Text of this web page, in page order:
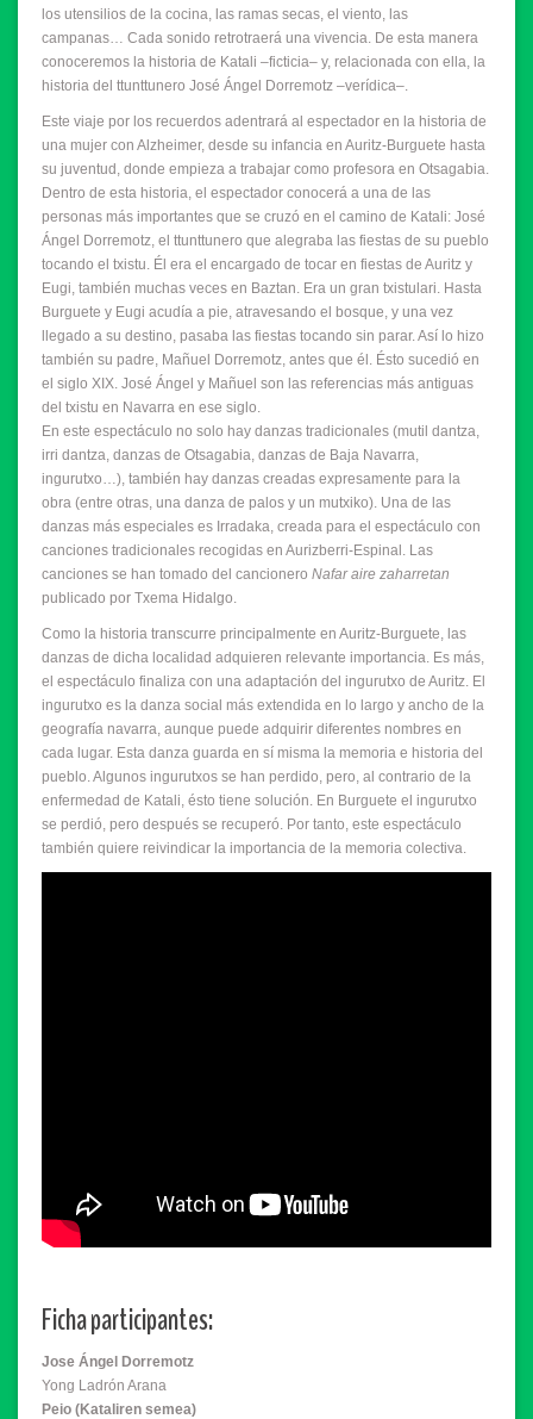
los utensilios de la cocina, las ramas secas, el viento, las
campanas… Cada sonido retrotraerá una vivencia. De esta manera
conoceremos la historia de Katali –ficticia– y, relacionada con ella, la
historia del ttunttunero José Ángel Dorremotz –verídica–.
Este viaje por los recuerdos adentrará al espectador en la historia de
una mujer con Alzheimer, desde su infancia en Auritz-Burguete hasta
su juventud, donde empieza a trabajar como profesora en Otsagabia.
Dentro de esta historia, el espectador conocerá a una de las
personas más importantes que se cruzó en el camino de Katali: José
Ángel Dorremotz, el ttunttunero que alegraba las fiestas de su pueblo
tocando el txistu. Él era el encargado de tocar en fiestas de Auritz y
Eugi, también muchas veces en Baztan. Era un gran txistulari. Hasta
Burguete y Eugi acudía a pie, atravesando el bosque, y una vez
llegado a su destino, pasaba las fiestas tocando sin parar. Así lo hizo
también su padre, Mañuel Dorremotz, antes que él. Ésto sucedió en
el siglo XIX. José Ángel y Mañuel son las referencias más antiguas
del txistu en Navarra en ese siglo.
En este espectáculo no solo hay danzas tradicionales (mutil dantza,
irri dantza, danzas de Otsagabia, danzas de Baja Navarra,
ingurutxo…), también hay danzas creadas expresamente para la
obra (entre otras, una danza de palos y un mutxiko). Una de las
danzas más especiales es Irradaka, creada para el espectáculo con
canciones tradicionales recogidas en Aurizberri-Espinal. Las
canciones se han tomado del cancionero Nafar aire zaharretan
publicado por Txema Hidalgo.
Como la historia transcurre principalmente en Auritz-Burguete, las
danzas de dicha localidad adquieren relevante importancia. Es más,
el espectáculo finaliza con una adaptación del ingurutxo de Auritz. El
ingurutxo es la danza social más extendida en lo largo y ancho de la
geografía navarra, aunque puede adquirir diferentes nombres en
cada lugar. Esta danza guarda en sí misma la memoria e historia del
pueblo. Algunos ingurutxos se han perdido, pero, al contrario de la
enfermedad de Katali, ésto tiene solución. En Burguete el ingurutxo
se perdió, pero después se recuperó. Por tanto, este espectáculo
también quiere reivindicar la importancia de la memoria colectiva.
Ficha participantes:
Jose Ángel Dorremotz
Yong Ladrón Arana
Peio (Kataliren semea)